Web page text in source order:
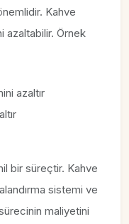
Kahve
azaltabilir. Örnek
azaltır
bir süreçtir. Kahve
sistemi ve
maliyetini